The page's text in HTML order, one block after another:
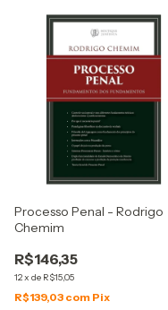
Processo Penal - Rodrigo
Chemim
R$146,35
12x de R$15,05
R$139,03 com Pix